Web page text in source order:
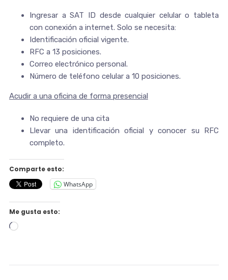
Ingresar a SAT ID desde cualquier celular o tableta
con conexión a internet. Solo se necesita:
Identificación oficial vigente.
RFC a 13 posiciones.
Correo electrónico personal.
Número de teléfono celular a 10 posiciones.
Acudir a una oficina de forma presencial
No requiere de una cita
Llevar una identificación oficial y conocer su RFC
completo.
Comparte esto:
WhatsApp
Me gusta esto:
Cargando...